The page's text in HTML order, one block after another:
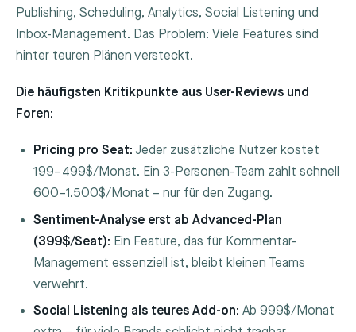
Publishing, Scheduling, Analytics, Social Listening und
Inbox-Management. Das Problem: Viele Features sind
hinter teuren Plänen versteckt.
Die häufigsten Kritikpunkte aus User-Reviews und
Foren:
Pricing pro Seat: Jeder zusätzliche Nutzer kostet
199–499$/Monat. Ein 3-Personen-Team zahlt schnell
600–1.500$/Monat – nur für den Zugang.
Sentiment-Analyse erst ab Advanced-Plan
(399$/Seat): Ein Feature, das für Kommentar-
Management essenziell ist, bleibt kleinen Teams
verwehrt.
Social Listening als teures Add-on: Ab 999$/Monat